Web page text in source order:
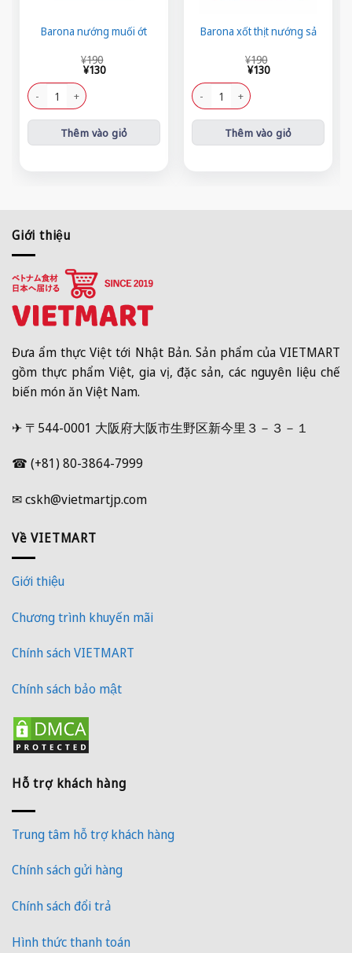
Barona nướng muối ớt
¥190
¥190.
¥130
tại
là:
¥130.
Barona nướng muối ớt số lượng
Thêm vào giỏ
Barona xốt thịt nướng sả
¥190
¥190.
¥130
tại
là:
¥130.
Barona xốt thịt nướng sả số lượng
Thêm vào giỏ
Giới thiệu
Đưa ẩm thực Việt tới Nhật Bản. Sản phẩm của VIETMART
gồm thực phẩm Việt, gia vị, đặc sản, các nguyên liệu chế
biến món ăn Việt Nam.
✈ 〒544-0001 大阪府大阪市生野区新今里３－３－１
☎ (+81) 80-3864-7999
✉ cskh@vietmartjp.com
Về VIETMART
Giới thiệu
Chương trình khuyến mãi
Chính sách VIETMART
Chính sách bảo mật
Hỗ trợ khách hàng
Trung tâm hỗ trợ khách hàng
Chính sách gửi hàng
Chính sách đổi trả
Hình thức thanh toán